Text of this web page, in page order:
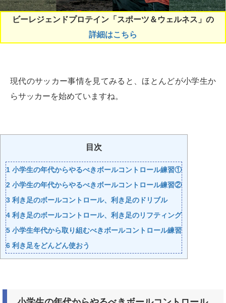
ビーレジェンドプロテイン「スポーツ＆ウェルネス」の
詳細はこちら
現代のサッカー事情を見てみると、ほとんどが小学生か
らサッカーを始めていますね。
目次
1 小学生の年代からやるべきボールコントロール練習①
2 小学生の年代からやるべきボールコントロール練習②
3 利き足のボールコントロール、利き足のドリブル
4 利き足のボールコントロール、利き足のリフティング
5 小学生年代から取り組むべきボールコントロール練習
6 利き足をどんどん使おう